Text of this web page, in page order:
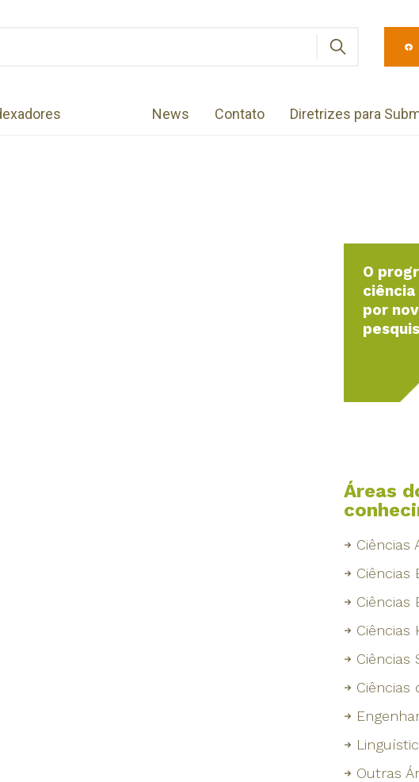
News Contato Diretrizes para
O
ciência
por
Áreas
Ciências
Ciências
Ciências
Ciências
Ciências
Ciências
Outras